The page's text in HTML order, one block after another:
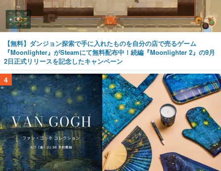
【無料】ダンジョン探索で手に入れたものを自分の店で売るゲーム
『Moonlighter』がSteamにて無料配布中！続編『Moonlighter 2』の9月
2日正式リリースを記念したキャンペーン
4